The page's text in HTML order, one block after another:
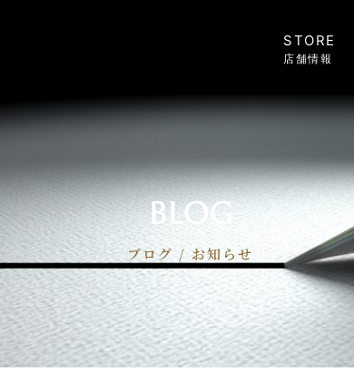
STORE
店舗情報
BLOG
ブログ / お知らせ